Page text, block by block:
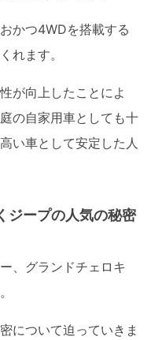
かつ4WDを搭載する
れます。
が向上したことによ
の自家用車としても十
い車として安定した人
ジープの人気の秘密
、グランドチェロキ
について迫っていきま